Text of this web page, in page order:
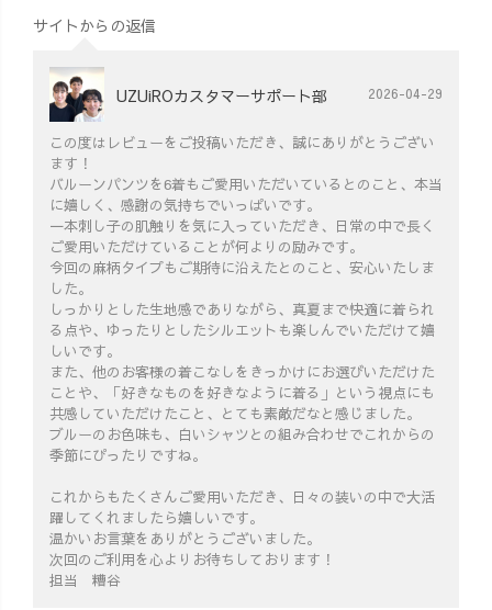
サイトからの返信
UZUiROカスタマーサポート部 2026-04-29
この度はレビューをご投稿いただき、誠にありがとうござい
ます！
バルーンパンツを6着もご愛用いただいているとのこと、本当
に嬉しく、感謝の気持ちでいっぱいです。
一本刺し子の肌触りを気に入っていただき、日常の中で長く
ご愛用いただけていることが何よりの励みです。
今回の麻柄タイプもご期待に沿えたとのこと、安心いたしま
した。
しっかりとした生地感でありながら、真夏まで快適に着られ
る点や、ゆったりとしたシルエットも楽しんでいただけて嬉
しいです。
また、他のお客様の着こなしをきっかけにお選びいただけた
ことや、「好きなものを好きなように着る」という視点にも
共感していただけたこと、とても素敵だなと感じました。
ブルーのお色味も、白いシャツとの組み合わせでこれからの
季節にぴったりですね。
これからもたくさんご愛用いただき、日々の装いの中で大活
躍してくれましたら嬉しいです。
温かいお言葉をありがとうございました。
次回のご利用を心よりお待ちしております！
担当 糟谷